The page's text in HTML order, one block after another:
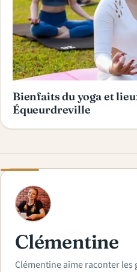
Bienfaits du yoga et
Équeurdreville
C
Clémentine
Clémentine aime raconter les